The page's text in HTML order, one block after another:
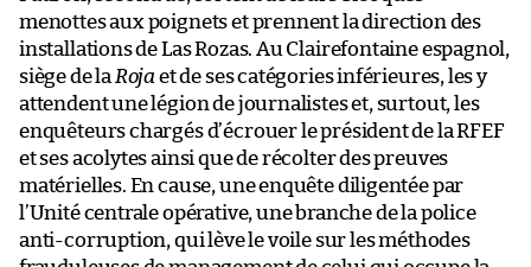
menottes aux poignets et prennent la direction des
installations de Las Rozas. Au Clairefontaine espagnol,
siège de la Roja et de ses catégories inférieures, les y
attendent une légion de journalistes et, surtout, les
enquêteurs chargés d’écrouer le président de la RFEF
et ses acolytes ainsi que de récolter des preuves
matérielles. En cause, une enquête diligentée par
l’Unité centrale opérative, une branche de la police
anti-corruption, qui lève le voile sur les méthodes